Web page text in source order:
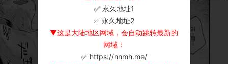
✅ 永久地址1
✅ 永久地址2
▼这是大陆地区网域，会自动跳转最新的
网域：
✅ https://nnmh.me/